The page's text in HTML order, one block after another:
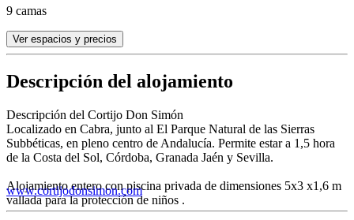
9 camas
Ver espacios y precios
Descripción del alojamiento
Descripción del Cortijo Don Simón
Localizado en Cabra, junto al El Parque Natural de las Sierras
Subbéticas, en pleno centro de Andalucía. Permite estar a 1,5 hora
de la Costa del Sol, Córdoba, Granada Jaén y Sevilla.
Alojamiento entero con piscina privada de dimensiones 5x3 x1,6 m
vallada para la protección de niños .
www.cortijodonsimon.com